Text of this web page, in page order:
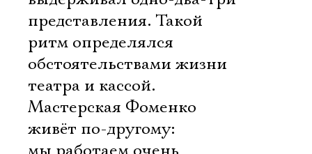
представления. Такой
ритм определялся
обстоятельствами жизни
театра и кассой.
Мастерская Фоменко
живёт по-другому: